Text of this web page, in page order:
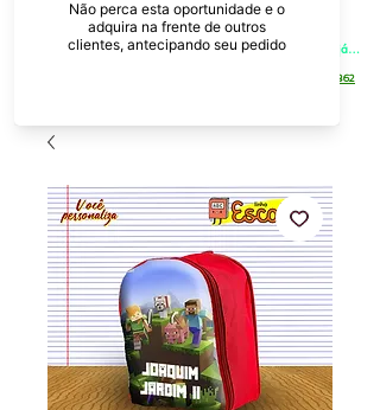
PEDIDOS PELO CHAT OU WHATSAPP: Informe os produtos,
quantidade e o CEP ou endereço de entrega e receba um link já
[21] 9 6546 4862